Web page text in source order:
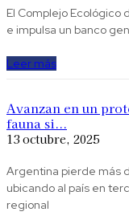
El Complejo
e impulsa un banco
Leer más
Avanzan en un
fauna si...
13 octubre, 2025
Argentina pierde más
ubicando al país en
regional